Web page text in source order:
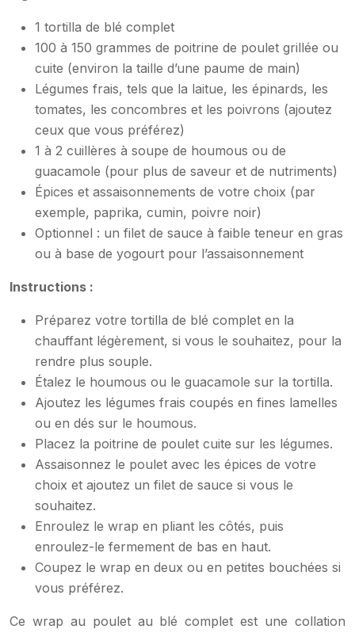
1 tortilla de blé complet
100 à 150 grammes de poitrine de poulet grillée ou
cuite (environ la taille d’une paume de main)
Légumes frais, tels que la laitue, les épinards, les
tomates, les concombres et les poivrons (ajoutez
ceux que vous préférez)
1 à 2 cuillères à soupe de houmous ou de
guacamole (pour plus de saveur et de nutriments)
Épices et assaisonnements de votre choix (par
exemple, paprika, cumin, poivre noir)
Optionnel : un filet de sauce à faible teneur en gras
ou à base de yogourt pour l’assaisonnement
Instructions :
Préparez votre tortilla de blé complet en la
chauffant légèrement, si vous le souhaitez, pour la
rendre plus souple.
Étalez le houmous ou le guacamole sur la tortilla.
Ajoutez les légumes frais coupés en fines lamelles
ou en dés sur le houmous.
Placez la poitrine de poulet cuite sur les légumes.
Assaisonnez le poulet avec les épices de votre
choix et ajoutez un filet de sauce si vous le
souhaitez.
Enroulez le wrap en pliant les côtés, puis
enroulez-le fermement de bas en haut.
Coupez le wrap en deux ou en petites bouchées si
vous préférez.
Ce wrap au poulet au blé complet est une collation